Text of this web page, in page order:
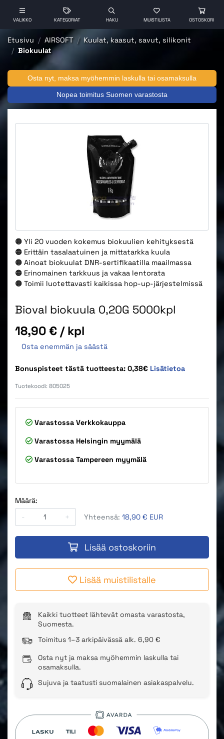
VALIKKO KATEGORIAT HAKU MUISTILISTA OSTOSKORI
Etusivu AIRSOFT
Kuulat, kaasut, savut, silikonit
Biokuulat
Osta nyt, maksa myöhemmin laskulla tai osamaksulla
Nopea toimitus Suomen varastosta
🟠 Yli 20 vuoden kokemus biokuulien kehityksestä
🟠 Erittäin tasalaatuinen ja mittatarkka kuula
🟠 Ainoat biokuulat DNR-sertifikaatilla maailmassa
🟠 Erinomainen tarkkuus ja vakaa lentorata
🟠 Toimii luotettavasti kaikissa hop-up-järjestelmissä
Bioval biokuula 0,20G 5000kpl
Hinta
18,90 € / kpl
Osta enemmän ja säästä
Bonuspisteet tästä tuotteesta: 0,38€ Lisätietoa
Tuotekoodi: 805025
Varastossa Verkkokauppa
Varastossa Helsingin myymälä
Varastossa Tampereen myymälä
Määrä:
-
+ Yhteensä: 18,90 € EUR
Lisää ostoskoriin
Lisää muistilistalle
Kaikki tuotteet lähtevät omasta varastosta,
Suomesta.
Toimitus 1–3 arkipäivässä alk. 6,90 €
Osta nyt ja maksa myöhemmin laskulla tai
osamaksulla.
Sujuva ja taatusti suomalainen asiakaspalvelu.